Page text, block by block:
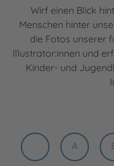
Wirf einen Blick
Menschen hinter
die Fotos unserer
Illustrator:innen und
Kinder- und
A